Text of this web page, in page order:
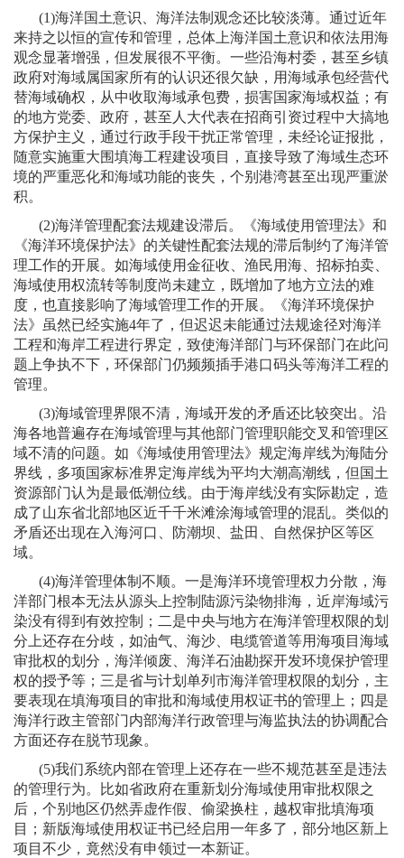
(1)海洋国土意识、海洋法制观念还比较淡薄。通过近年
来持之以恒的宣传和管理，总体上海洋国土意识和依法用海
观念显著增强，但发展很不平衡。一些沿海村委，甚至乡镇
政府对海域属国家所有的认识还很欠缺，用海域承包经营代
替海域确权，从中收取海域承包费，损害国家海域权益；有
的地方党委、政府，甚至人大代表在招商引资过程中大搞地
方保护主义，通过行政手段干扰正常管理，未经论证报批，
随意实施重大围填海工程建设项目，直接导致了海域生态环
境的严重恶化和海域功能的丧失，个别港湾甚至出现严重淤
积。
(2)海洋管理配套法规建设滞后。《海域使用管理法》和
《海洋环境保护法》的关键性配套法规的滞后制约了海洋管
理工作的开展。如海域使用金征收、渔民用海、招标拍卖、
海域使用权流转等制度尚未建立，既增加了地方立法的难
度，也直接影响了海域管理工作的开展。《海洋环境保护
法》虽然已经实施4年了，但迟迟未能通过法规途径对海洋
工程和海岸工程进行界定，致使海洋部门与环保部门在此问
题上争执不下，环保部门仍频频插手港口码头等海洋工程的
管理。
(3)海域管理界限不清，海域开发的矛盾还比较突出。沿
海各地普遍存在海域管理与其他部门管理职能交叉和管理区
域不清的问题。如《海域使用管理法》规定海岸线为海陆分
界线，多项国家标准界定海岸线为平均大潮高潮线，但国土
资源部门认为是最低潮位线。由于海岸线没有实际勘定，造
成了山东省北部地区近千千米滩涂海域管理的混乱。类似的
矛盾还出现在入海河口、防潮坝、盐田、自然保护区等区
域。
(4)海洋管理体制不顺。一是海洋环境管理权力分散，海
洋部门根本无法从源头上控制陆源污染物排海，近岸海域污
染没有得到有效控制；二是中央与地方在海洋管理权限的划
分上还存在分歧，如油气、海沙、电缆管道等用海项目海域
审批权的划分，海洋倾废、海洋石油勘探开发环境保护管理
权的授予等；三是省与计划单列市海洋管理权限的划分，主
要表现在填海项目的审批和海域使用权证书的管理上；四是
海洋行政主管部门内部海洋行政管理与海监执法的协调配合
方面还存在脱节现象。
(5)我们系统内部在管理上还存在一些不规范甚至是违法
的管理行为。比如省政府在重新划分海域使用审批权限之
后，个别地区仍然弄虚作假、偷梁换柱，越权审批填海项
目；新版海域使用权证书已经启用一年多了，部分地区新上
项目不少，竟然没有申领过一本新证。